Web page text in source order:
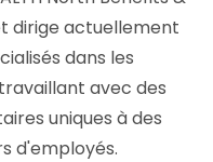
dirige actuellement
dans les
avec des
uniques à des
d'employés.